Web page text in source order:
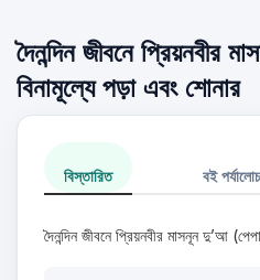
দৈনন্দিন জীবনে প্রিয়নবীর
বিনামূল্যে পড়া এবং শোনার
বিস্তারিত বই
দৈনন্দিন জীবনে প্রিয়নবীর মাসনূন দু’আ